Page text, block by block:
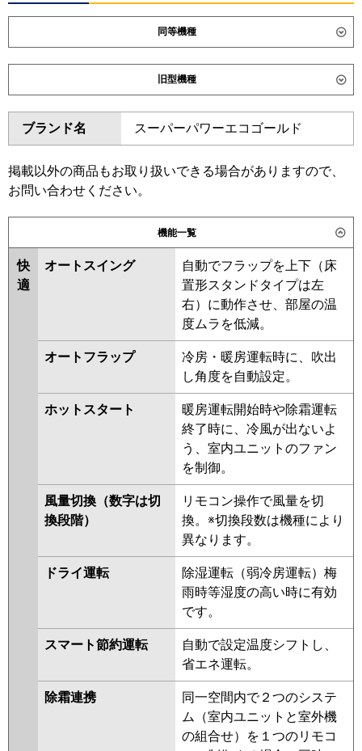
同等機種
ダイキン SZRK50CNT SZRK50CT
東芝 GSSA05013MUB GSSA05013XU
三菱電機 PMZ-ERMP50F6 PMZ-
ERMP50FE6
日立 RCIS-GP50RSH11
三菱重工 FDTSV506H6S
パナソニック PA-P50D7HC PA-P50D7HNC
旧型機種
ダイキン SZRK50BYNT SZRK50BYT
SZRK50BJT SZRK50BJNT
SZRK50BFT SZRK50BFNT
SZRK50BCT SZRK50BCNT
RSSA05033XU RSSA05033M
RSSA05033X
三菱電機 PMZ-ERMP50F5
PMZ-
ERMP50FE5 PMZ-ERMP50F4
PMZ-ERMP50FE4 PMZ-
ERMP50FE3 PMZ-ERMP50F3
PMZ-ERMP50FE2 PMZ-
ERMP50F2 PMZ-ERMP50FEZ
PMZ-ERMP50FZ PMZ-
ERMP50FEY PMZ-ERMP50FY
PMZ-ERMP50FEV
PMZ-
ERMP50FV PMZ-ERMP50FER
PMZ-ERMP50FR
日立 RCIS-GP50RSH9 RCIS-GP50RSH8
RCIS-GP50RSH7 RCIS-GP50RSH6
RCIS-GP50RSH5 RCIS-GP50RSH4
RCIS-GP50RSH3 RCIS-
GP50RSH2
FDTSV505HA5SA
FDTSV505H5SA FDTSV505H5S
PA-P50D7HNB PA-P50D7HB
P50D7HN PA-P50D7H PA-
P50D6HB
PA-P50D6HNB PA-
P50D6HN PA-P50D6H
ブランド名 スーパーパワーエコゴールド
掲載以外の商品もお取り扱いできる場合がありますので、
お問い合わせください。
機能一覧
快
適
オートスイング
自動でフラップを上下（床
置形スタンドタイプは左
右）に動作させ、部屋の温
度ムラを低減。
オートフラップ
冷房・暖房運転時に、吹出
し角度を自動設定。
ホットスタート
暖房運転開始時や除霜運転
終了時に、冷風が出ないよ
う、室内ユニットのファン
を制御。
風量切換（数字は切
換段階）
リモコン操作で風量を切
換。※切換段数は機種により
異なります。
ドライ運転
除湿運転（弱冷房運転）梅
雨時等湿度の高い時に有効
です。
スマート節約運転
自動で設定温度シフトし、
省エネ運転。
除霜連携
同一空間内で２つのシステ
ム（室内ユニットと室外機
の組合せ）を１つのリモコ